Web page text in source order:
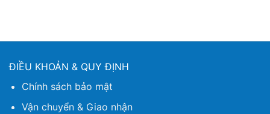
ĐIỀU KHOẢN & QUY ĐỊNH
Chính sách bảo mật
Vận chuyển & Giao nhận